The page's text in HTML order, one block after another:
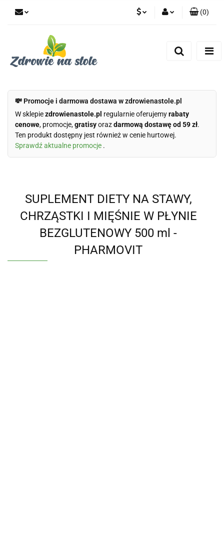
(0)
💸 Promocje i darmowa dostawa w zdrowienastole.pl
W sklepiezdrowienastole.pl regularnie oferujemyrabaty
cenowe, promocje,gratisyorazdarmową dostawę od 59 zł.
Ten produkt dostępny jest również w cenie hurtowej.
Sprawdź aktualne promocje .
SUPLEMENT DIETY NA STAWY,
CHRZĄSTKI I MIĘŚNIE W PŁYNIE
BEZGLUTENOWY 500 ml -
PHARMOVIT